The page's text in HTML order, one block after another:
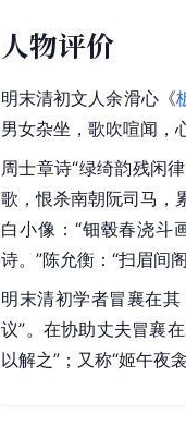
人物评价
明末清初文人余滑心《
男女杂坐，歌吹喧闻，
周士章诗“绿绮韵残闲
歌，恨杀南朝阮司马，
白小像：“钿毂春浇斗
诗。”陈允衡：“扫眉间
明末清初学者冒襄在
议”。在协助丈夫冒襄
以解之”；又称“姬午夜